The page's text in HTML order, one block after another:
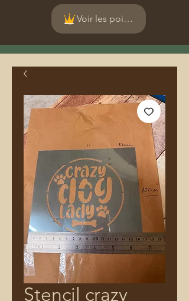
Voir les points
Stencil crazy